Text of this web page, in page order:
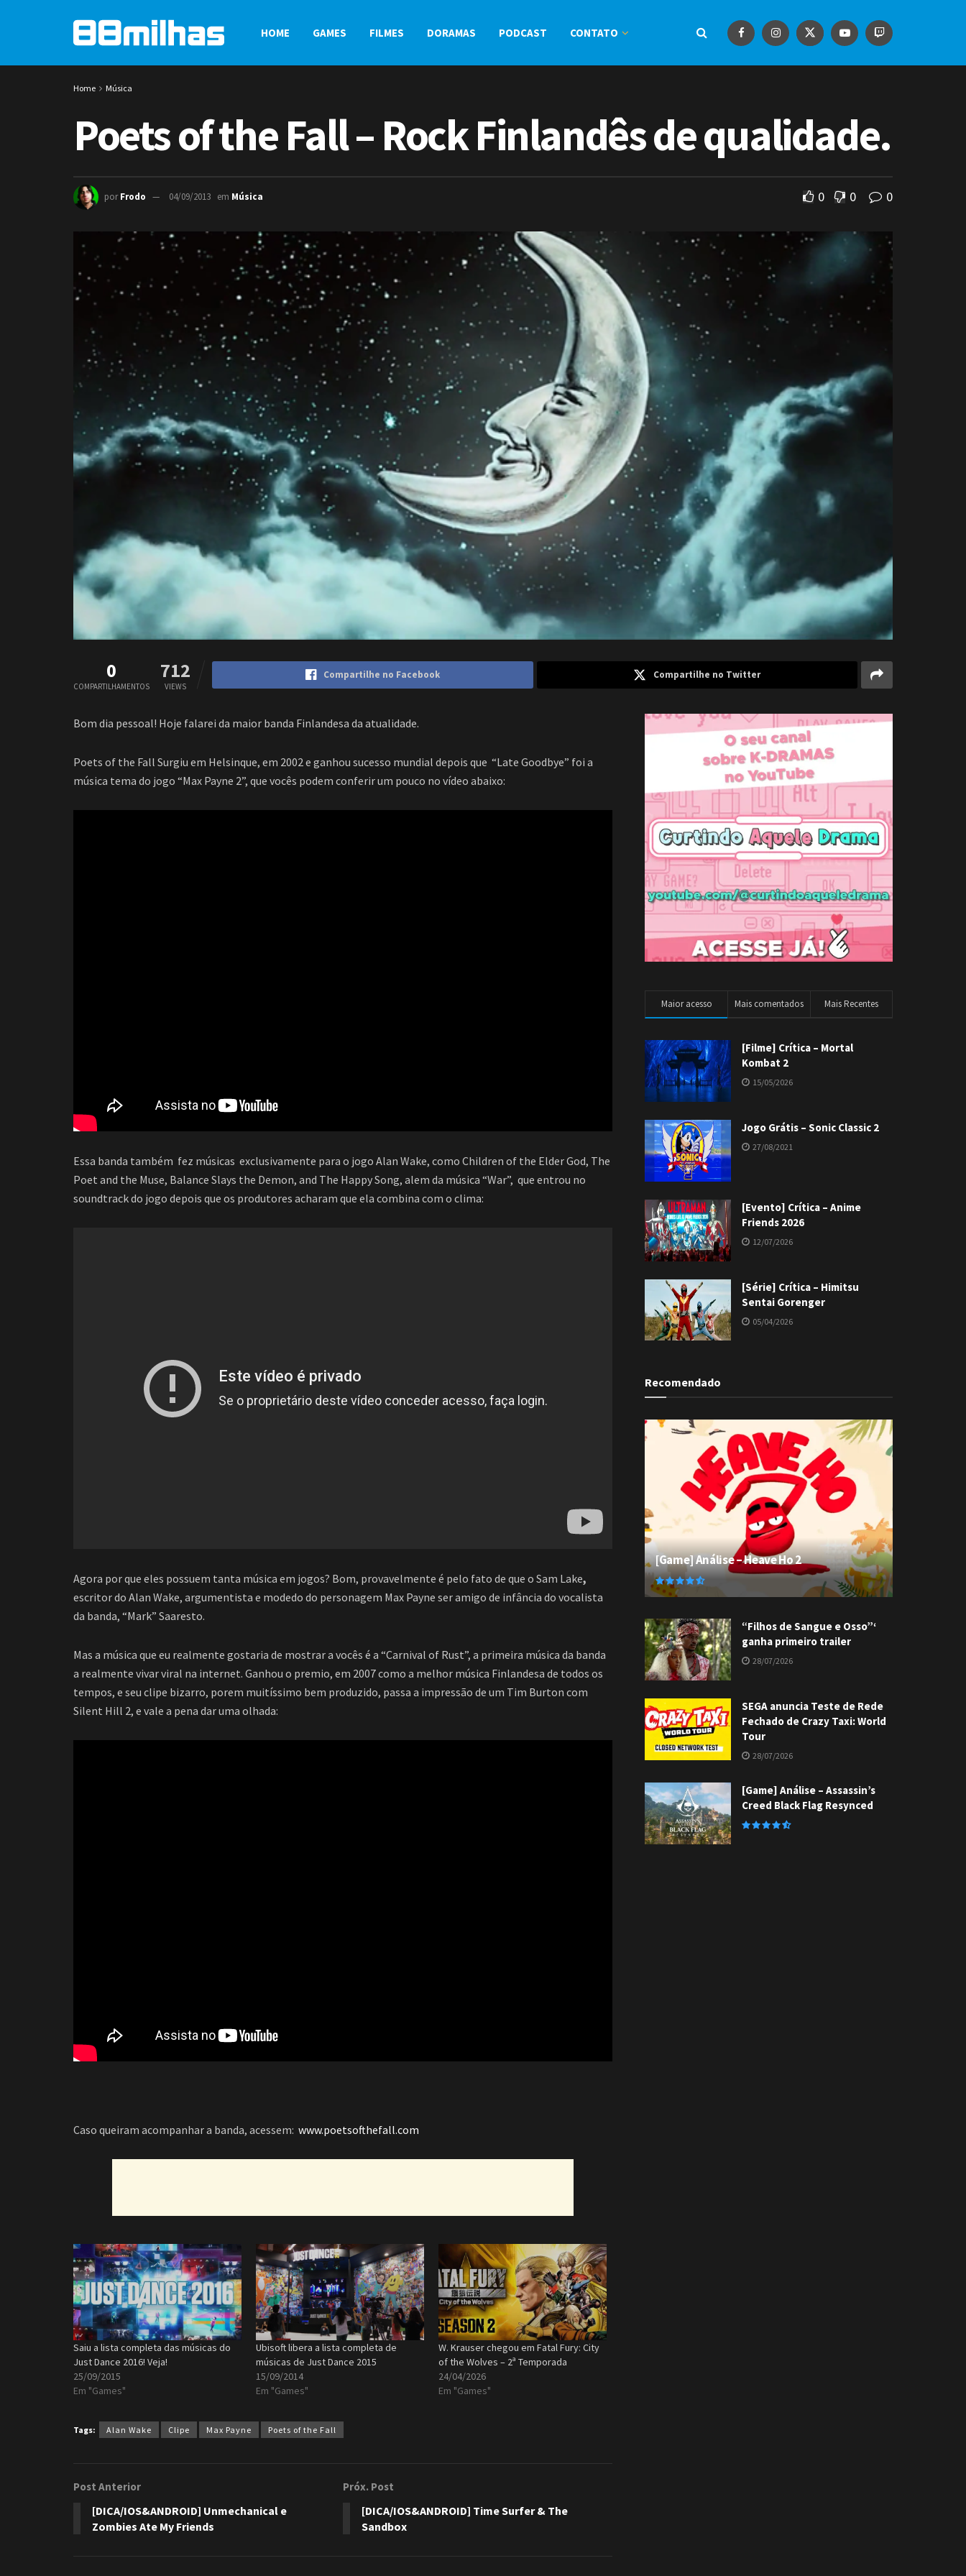
HOME GAMES FILMES DORAMAS PODCAST CONTATO
Home Música
Poets of the Fall – Rock Finlandês de qualidade.
por Frodo 04/09/2013 em Música 0 0 0
0
COMPARTILHAMENTOS
712
VIEWS
Compartilhe no Facebook Compartilhe no Twitter
Bom dia pessoal! Hoje falarei da maior banda Finlandesa da atualidade.
Poets of the Fall Surgiu em Helsinque, em 2002 e ganhou sucesso mundial depois que “Late Goodbye” foi a
música tema do jogo “Max Payne 2”, que vocês podem conferir um pouco no vídeo abaixo:
Essa banda também fez músicas exclusivamente para o jogo Alan Wake, como Children of the Elder God, The
Poet and the Muse, Balance Slays the Demon, and The Happy Song, alem da música “War”, que entrou no
soundtrack do jogo depois que os produtores acharam que ela combina com o clima:
Agora por que eles possuem tanta música em jogos? Bom, provavelmente é pelo fato de que o Sam Lake,
escritor do Alan Wake, argumentista e modedo do personagem Max Payne ser amigo de infância do vocalista
da banda, “Mark” Saaresto.
Mas a música que eu realmente gostaria de mostrar a vocês é a “Carnival of Rust”, a primeira música da banda
a realmente vivar viral na internet. Ganhou o premio, em 2007 como a melhor música Finlandesa de todos os
tempos, e seu clipe bizarro, porem muitíssimo bem produzido, passa a impressão de um Tim Burton com
Silent Hill 2, e vale a pena dar uma olhada:
Caso queiram acompanhar a banda, acessem: www.poetsofthefall.com
Saiu a lista completa das músicas do
Just Dance 2016! Veja!
25/09/2015
Em "Games"
Ubisoft libera a lista completa de
músicas de Just Dance 2015
15/09/2014
Em "Games"
W. Krauser chegou em Fatal Fury: City
of the Wolves – 2ª Temporada
24/04/2026
Em "Games"
Tags: Alan Wake Clipe Max Payne Poets of the Fall
Post Anterior
[DICA/IOS&ANDROID] Unmechanical e
Zombies Ate My Friends
Próx. Post
[DICA/IOS&ANDROID] Time Surfer & The
Sandbox
Maior acesso Mais comentados Mais Recentes
[Filme] Crítica – Mortal
Kombat 2
15/05/2026
Jogo Grátis – Sonic Classic 2
27/08/2021
[Evento] Crítica – Anime
Friends 2026
12/07/2026
[Série] Crítica – Himitsu
Sentai Gorenger
05/04/2026
Recomendado
[Game] Análise – Heave Ho 2
“Filhos de Sangue e Osso”‘
ganha primeiro trailer
28/07/2026
SEGA anuncia Teste de Rede
Fechado de Crazy Taxi: World
Tour
28/07/2026
[Game] Análise – Assassin’s
Creed Black Flag Resynced